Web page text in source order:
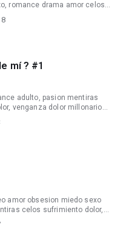
mí ? #1
adulto, pasion mentiras
venganza dolor millonario
amor obsesion miedo sexo
celos sufrimiento dolor,